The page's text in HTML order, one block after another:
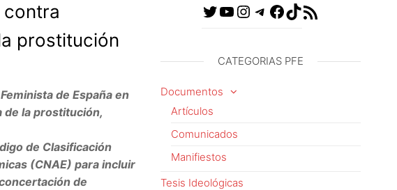
prostitución
de España en
de la prostitución,
de Clasificación
(CNAE) para incluir
de
TwitterYouTube
Instagram
Telegram
Facebook
TikTok
CATEGORIAS PFE
Documentos
Artículos
Comunicados
Manifiestos
Tesis Ideológicas